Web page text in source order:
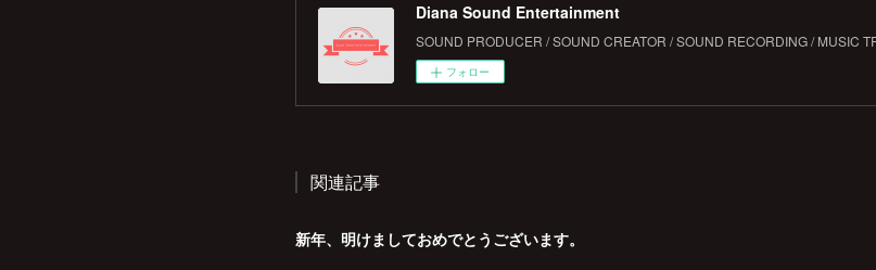
Diana Sound Entertainment
SOUND PRODUCER / SOUND CREATOR / SOUND RECORDING / MUSIC
フォロー
関連記事
新年、明けましておめでとうございます。